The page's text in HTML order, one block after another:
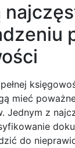
mieć
Jednym z
do